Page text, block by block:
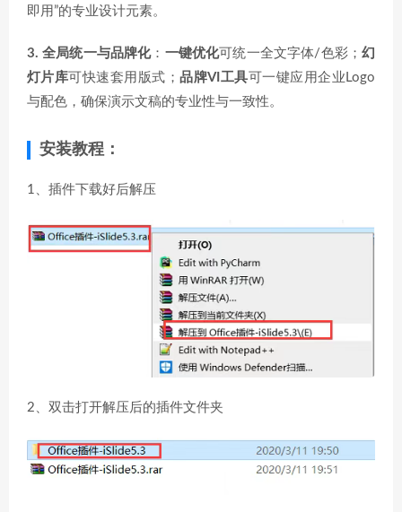
即用”的专业设计元素。
3. 全局统一与品牌化： 一键优化可统一全文字体/色彩； 幻
灯片库可快速套用版式； 品牌VI工具 可一键应用企业Logo
与配色，确保演示文稿的专业性与一致性。
安装教程：
1、插件下载好后解压
2、双击打开解压后的插件文件夹